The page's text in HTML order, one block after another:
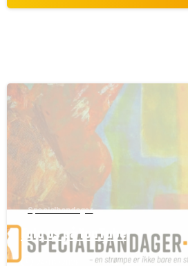
Specialbandager
Følg os på YouTube